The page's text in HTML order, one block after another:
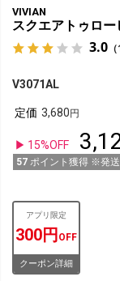
VIVIAN
スクエアトゥロ
3.0
V3071AL
定価 3,680
15%OFF
57 ポイント獲得 ※発送
アプリ限定
300円 OFF
クーポン詳細